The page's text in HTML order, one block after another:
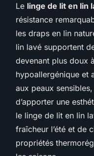
Le linge de lit en lin
résistance
les draps en lin
lin lavé supportent
devenant plus doux
hypoallergénique et
aux peaux
d’apporter une
le linge de lit en lin
fraîcheur l’été et de
propriétés